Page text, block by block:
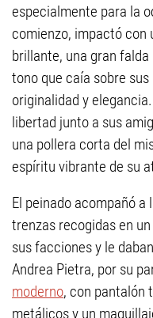
especialmente para la
comienzo, impactó con
brillante, una gran
tono que caía sobre
originalidad y
libertad junto a sus
una pollera corta del
espíritu vibrante de su
El peinado acompañó
trenzas recogidas en
sus facciones y le
Andrea Pietra, por su
moderno, con pantalón
metálicos y un